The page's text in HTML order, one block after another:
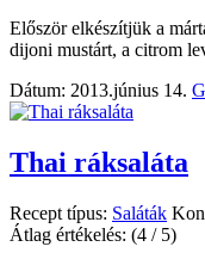
Először elkészítjük a
dijoni mustárt, a citrom
Dátum: 2013.június 14.
Thai ráksaláta
Recept típus: Saláták
Átlag értékelés: (4 / 5)